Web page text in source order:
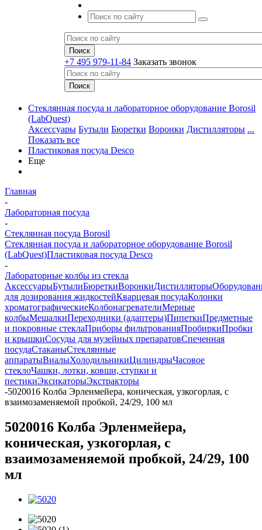
+7 495 979-11-84 Заказать звонок
Стеклянная посуда и лабораторное оборудование Borosil
(LabQuest)
Аксессуары Бутыли Бюретки Воронки Дистилляторы ...
Показать все
Пластиковая посуда Desco
Еще
Главная
-
Лабораторная посуда
-
Стеклянная посуда Borosil
Стеклянная посуда и лабораторное оборудование Borosil
(LabQuest)Пластиковая посуда Desco
-
Лабораторные колбы из стекла
АксессуарыБутылиБюреткиВоронкиДистилляторы
для дозирования жидкостейКварцевая посудаКолонки
хроматографическиеКолбонагревателиМерные
колбыМешалкиПереходники (адаптеры)ПипеткиПредметные
и покровные стеклаПриборы фильтрованияПробиркиПробки
и крышкиСосуды для музейных препаратовСпеченная
посудаСтаканыСтеклянные
аппаратыВиалыХолодильникиЦилиндрыЧасовое
стеклоЧашки, лотки, ковши, ступки и
пестикиЭксикаторыЭкстракторы
-5020016 Колба Эрленмейера, коническая, узкогорлая, с
взаимозаменяемой пробкой, 24/29, 100 мл
5020016 Колба Эрленмейера,
коническая, узкогорлая, с
взаимозаменяемой пробкой, 24/29, 100
мл